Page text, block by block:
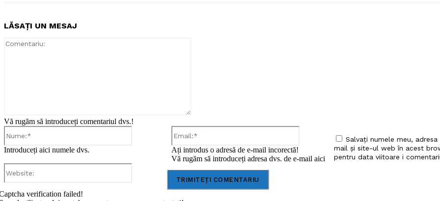
LĂSAȚI UN MESAJ
Vă rugăm să introduceți comentariul dvs.!
Introduceți aici numele dvs.
Email:*
Ați introdus o adresă de e-mail incorectă!
Vă rugăm să introduceți adresa dvs. de e-mail aici
Salvați numele meu,
mail și site-ul web în acest
pentru data viitoare i
verification failed!